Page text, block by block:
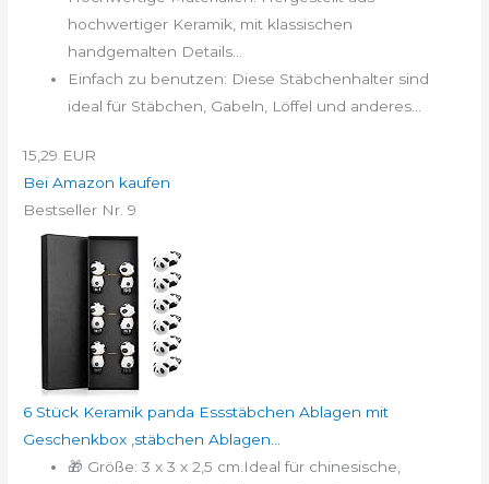
hochwertiger Keramik, mit klassischen
handgemalten Details...
Einfach zu benutzen: Diese Stäbchenhalter sind
ideal für Stäbchen, Gabeln, Löffel und anderes...
15,29 EUR
Bei Amazon kaufen
Bestseller Nr. 9
6 Stück Keramik panda Essstäbchen Ablagen mit
Geschenkbox ,stäbchen Ablagen...
🎁 Größe: 3 x 3 x 2,5 cm.Ideal für chinesische,